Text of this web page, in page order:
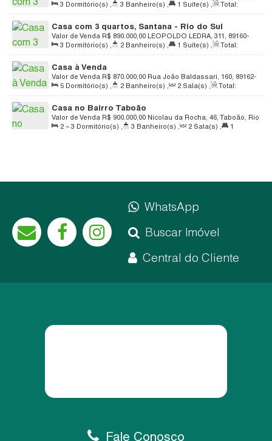
129, 89163-074, Canta Galo, Rio do Sul, Santa Catarina, Brasil
3 Dormitório(s) 3 Banheiro(s) 1 Suíte(s)
Total:
570.00m² , 1 Vaga(s) , Útil: 300.00m²
Casa com 3 quartos, Santana - Rio do Sul
R$ 890.000,00
Valor de Venda
LEOPOLDO LEDRA, 311, 89160-
306, Santana, Rio do Sul, Santa Catarina, Brasil
3 Dormitório(s) 2 Banheiro(s) 1 Suíte(s)
Total:
388.00m² , 2 Vaga(s) , Útil: 206.00m²
Casa à Venda
R$ 870.000,00
Valor de Venda
Rua João Baldassari, 160, 89162-
726, Valada Itoupava, Rio do Sul, Santa Catarina, Brasil
5 Dormitório(s) 2 Banheiro(s) 2 Sala(s)
Total:
1147.38m² , 2 ~ 3 Vaga(s) , Útil: 291.79m²
Casa no Bairro Taboão
R$ 900.000,00
Valor de Venda
Nicolau da Rocha, 46, Taboão, Rio
do Sul, Santa Catarina, Brasil
2 ~ 3 Dormitório(s) 3 Banheiro(s) 2 Sala(s)
1
WhatsApp
Buscar Imóvel
Central do Cliente
Fale Conosco